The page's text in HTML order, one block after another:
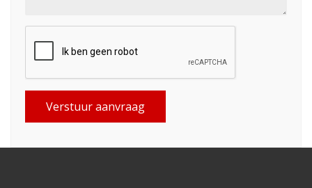
Verstuur aanvraag